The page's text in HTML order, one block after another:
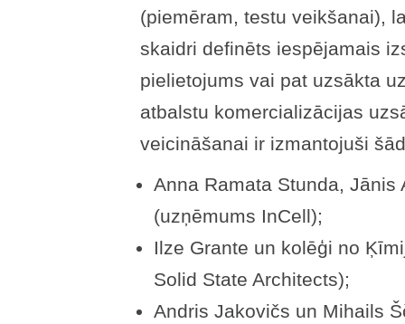
(piemēram, testu veikšanai),
skaidri definēts iespējamais
pielietojums vai pat uzsākta
atbalstu komercializācijas
veicināšanai ir izmantojuši
Anna Ramata Stunda,
(uzņēmums InCell);
Ilze Grante un kolēģi no
Solid State Architects);
Andris Jakovičs un Mihails